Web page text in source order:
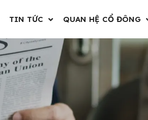
TIN TỨC QUAN HỆ CỔ ĐÔNG